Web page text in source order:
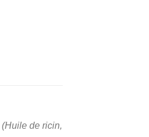
(Huile de ricin,